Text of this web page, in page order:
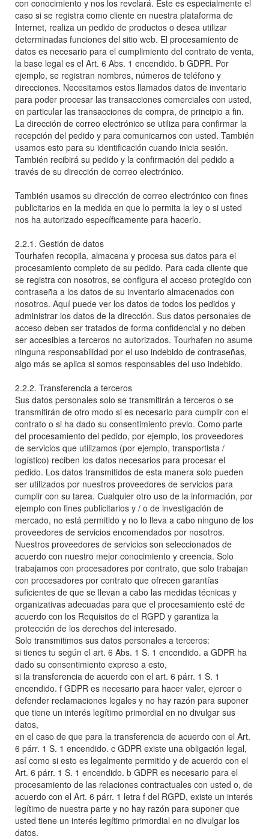
con conocimiento y nos los revelará. Este es especialmente el
caso si se registra como cliente en nuestra plataforma de
Internet, realiza un pedido de productos o desea utilizar
determinadas funciones del sitio web. El procesamiento de
datos es necesario para el cumplimiento del contrato de venta,
la base legal es el Art. 6 Abs. 1 encendido. b GDPR. Por
ejemplo, se registran nombres, números de teléfono y
direcciones. Necesitamos estos llamados datos de inventario
para poder procesar las transacciones comerciales con usted,
en particular las transacciones de compra, de principio a fin.
La dirección de correo electrónico se utiliza para confirmar la
recepción del pedido y para comunicarnos con usted. También
usamos esto para su identificación cuando inicia sesión.
También recibirá su pedido y la confirmación del pedido a
través de su dirección de correo electrónico.
También usamos su dirección de correo electrónico con fines
publicitarios en la medida en que lo permita la ley o si usted
nos ha autorizado específicamente para hacerlo.
2.2.1. Gestión de datos
Tourhafen recopila, almacena y procesa sus datos para el
procesamiento completo de su pedido. Para cada cliente que
se registra con nosotros, se configura el acceso protegido con
contraseña a los datos de su inventario almacenados con
nosotros. Aquí puede ver los datos de todos los pedidos y
administrar los datos de la dirección. Sus datos personales de
acceso deben ser tratados de forma confidencial y no deben
ser accesibles a terceros no autorizados. Tourhafen no asume
ninguna responsabilidad por el uso indebido de contraseñas,
algo más se aplica si somos responsables del uso indebido.
2.2.2. Transferencia a terceros
Sus datos personales solo se transmitirán a terceros o se
transmitirán de otro modo si es necesario para cumplir con el
contrato o si ha dado su consentimiento previo. Como parte
del procesamiento del pedido, por ejemplo, los proveedores
de servicios que utilizamos (por ejemplo, transportista /
logístico) reciben los datos necesarios para procesar el
pedido. Los datos transmitidos de esta manera solo pueden
ser utilizados por nuestros proveedores de servicios para
cumplir con su tarea. Cualquier otro uso de la información, por
ejemplo con fines publicitarios y / o de investigación de
mercado, no está permitido y no lo lleva a cabo ninguno de los
proveedores de servicios encomendados por nosotros.
Nuestros proveedores de servicios son seleccionados de
acuerdo con nuestro mejor conocimiento y creencia. Solo
trabajamos con procesadores por contrato, que solo trabajan
con procesadores por contrato que ofrecen garantías
suficientes de que se llevan a cabo las medidas técnicas y
organizativas adecuadas para que el procesamiento esté de
acuerdo con los Requisitos de el RGPD y garantiza la
protección de los derechos del interesado.
Solo transmitimos sus datos personales a terceros:
si tienes tu según el art. 6 Abs. 1 S. 1 encendido. a GDPR ha
dado su consentimiento expreso a esto,
si la transferencia de acuerdo con el art. 6 párr. 1 S. 1
encendido. f GDPR es necesario para hacer valer, ejercer o
defender reclamaciones legales y no hay razón para suponer
que tiene un interés legítimo primordial en no divulgar sus
datos,
en el caso de que para la transferencia de acuerdo con el Art.
6 párr. 1 S. 1 encendido. c GDPR existe una obligación legal,
así como si esto es legalmente permitido y de acuerdo con el
Art. 6 párr. 1 S. 1 encendido. b GDPR es necesario para el
procesamiento de las relaciones contractuales con usted o, de
acuerdo con el Art. 6 párr. 1 letra f del RGPD, existe un interés
legítimo de nuestra parte y no hay razón para suponer que
usted tiene un interés legítimo primordial en no divulgar los
datos.